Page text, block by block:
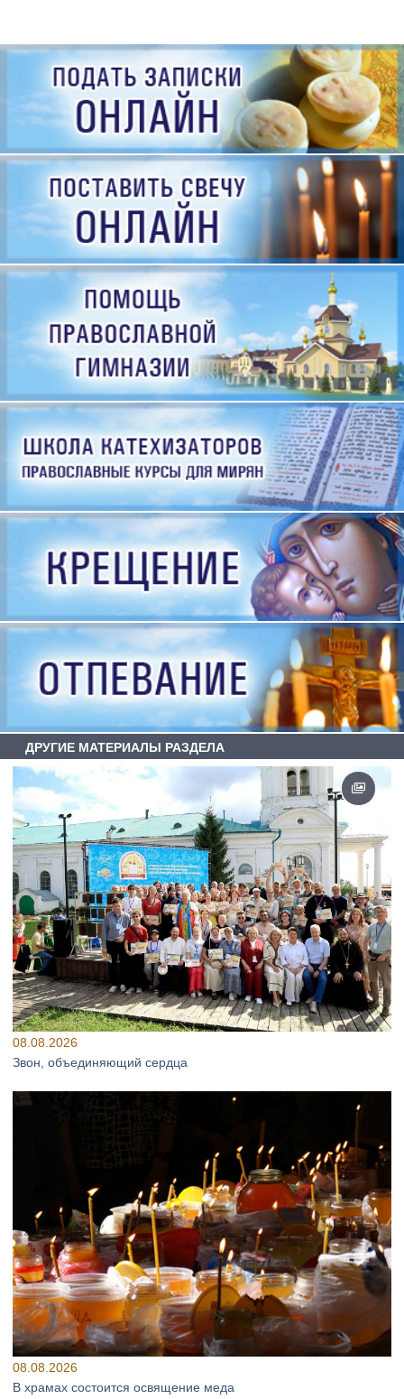
ДРУГИЕ МАТЕРИАЛЫ РАЗДЕЛА
08.08.2026
Звон, объединяющий сердца
08.08.2026
В храмах состоится освящение меда